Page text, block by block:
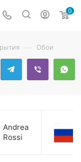
0
— Обои
Andrea
Rossi